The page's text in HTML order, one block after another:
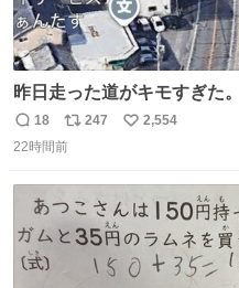
昨日走った道がキモすぎた
返
信
18
リ
ポ
ト
247
い
数
2,554
22時間前